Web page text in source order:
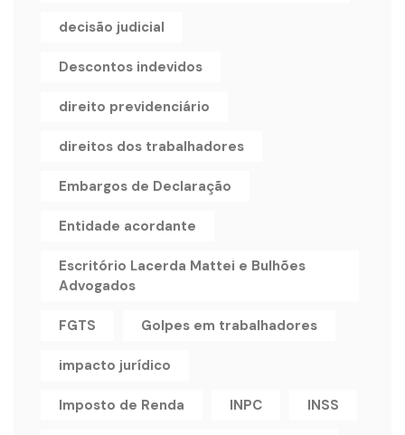
decisão judicial
Descontos indevidos
direito previdenciário
direitos dos trabalhadores
Embargos de Declaração
Entidade acordante
Escritório Lacerda Mattei e Bulhões
Advogados
FGTS Golpes em trabalhadores
impacto jurídico
Imposto de Renda INPC INSS